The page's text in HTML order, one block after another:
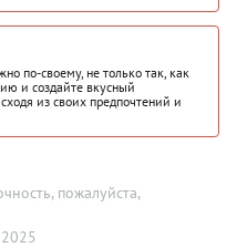
по-своему, не только так, как
и создайте вкусный
из своих предпочтений и
пожалуйста,